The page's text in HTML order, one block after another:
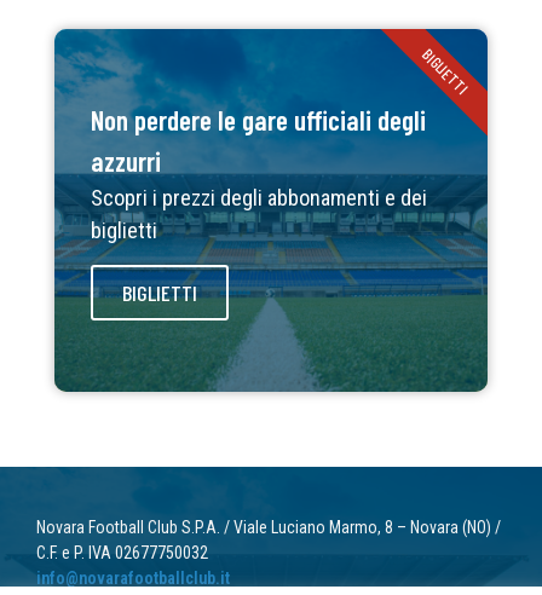
Non perdere le gare ufficiali degli
azzurri
Scopri i prezzi degli abbonamenti e dei
biglietti
BIGLIETTI
BIGLIETTI
Novara Football Club S.P.A. / Viale Luciano Marmo, 8 – Novara (NO) /
C.F. e P. IVA 02677750032
info@novarafootballclub.it